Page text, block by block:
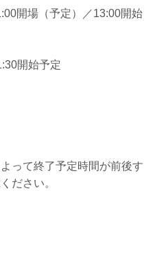
開場（予定）／13:00開始
開始予定
って終了予定時間が前後す
ださい。